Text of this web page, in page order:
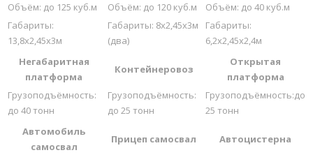
Объём: до 125 куб.м
Объём: до 120 куб.м
Объём: до 40 куб.м
Габариты:
13,8х2,45х3м
Габариты: 8х2,45х3м
(два)
Габариты:
6,2х2,45х2,4м
Негабаритная
платформа
Контейнеровоз
Открытая
платформа
Грузоподъёмность:
до 40 тонн
Грузоподъёмность:
до 25 тонн
Грузоподъёмность:до
25 тонн
Автомобиль
самосвал
Прицеп самосвал Автоцистерна